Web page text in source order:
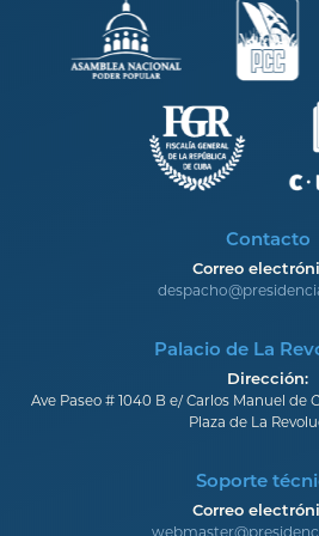
Contacto
Correo
Palacio de La
Dirección:
Ave Paseo # 1040 B e/ Carlos Manuel de
Plaza de La
Soporte
Correo